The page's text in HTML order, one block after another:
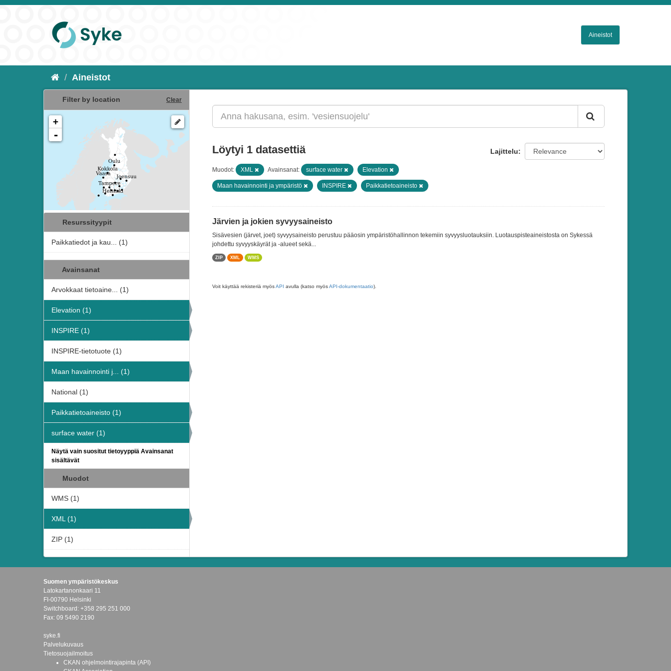
Aineistot
Aineistot
Filter by location Clear
+
-
Resurssityypit
Paikkatiedot ja kau... (1)
Avainsanat
Arvokkaat tietoaine... (1)
Elevation (1)
INSPIRE (1)
INSPIRE-tietotuote (1)
Maan havainnointi j... (1)
National (1)
Paikkatietoaineisto (1)
surface water (1)
Näytä vain suositut tietoyyppiä Avainsanat
sisältävät
Muodot
WMS (1)
XML (1)
ZIP (1)
Lajittelu
Löytyi 1 datasettiä
Muodot: XML Avainsanat: surface water Elevation
Maan havainnointi ja ympäristö INSPIRE Paikkatietoaineisto
Järvien ja jokien syvyysaineisto
Sisävesien (järvet, joet) syvyysaineisto perustuu pääosin ympäristöhallinnon tekemiin syvyysluotauksiin. Luotauspisteaineistosta on Sykessä
johdettu syvyyskäyrät ja -alueet sekä...
ZIP XML WMS
Voit käyttää rekisteriä myösAPI avulla (katso myösAPI-dokumentaatio).
Suomen ympäristökeskus
Latokartanonkaari 11
FI-00790 Helsinki
Switchboard: +358 295 251 000
Fax: 09 5490 2190
syke.fi
Palvelukuvaus
Tietosuojailmoitus
CKAN ohjelmointirajapinta (API)